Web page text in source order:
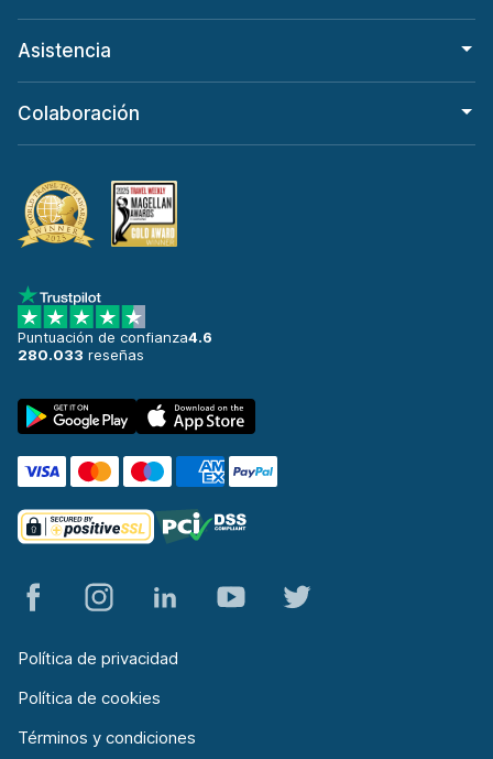
Asistencia
Colaboración
Puntuación de confianza4.6
280.033 reseñas
Política de privacidad
Política de cookies
Términos y condiciones